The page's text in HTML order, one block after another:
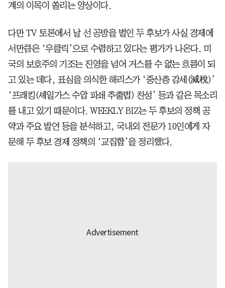
계의 이목이 쏠리는 양상이다.
다만 TV 토론에서 날 선 공방을 벌인 두 후보가 사실 경제에
서만큼은 ‘우클릭’으로 수렴하고 있다는 평가가 나온다. 미
국의 보호주의 기조는 진영을 넘어 거스를 수 없는 흐름이 되
고 있는 데다, 표심을 의식한 해리스가 ‘중산층 감세(減稅)’
‘프래킹(셰일가스 수압 파쇄 추출법) 찬성’ 등과 같은 목소리
를 내고 있기 때문이다. WEEKLY BIZ는 두 후보의 정책 공
약과 주요 발언 등을 분석하고, 국내외 전문가 10인에게 자
문해 두 후보 경제 정책의 ‘교집합’을 정리했다.